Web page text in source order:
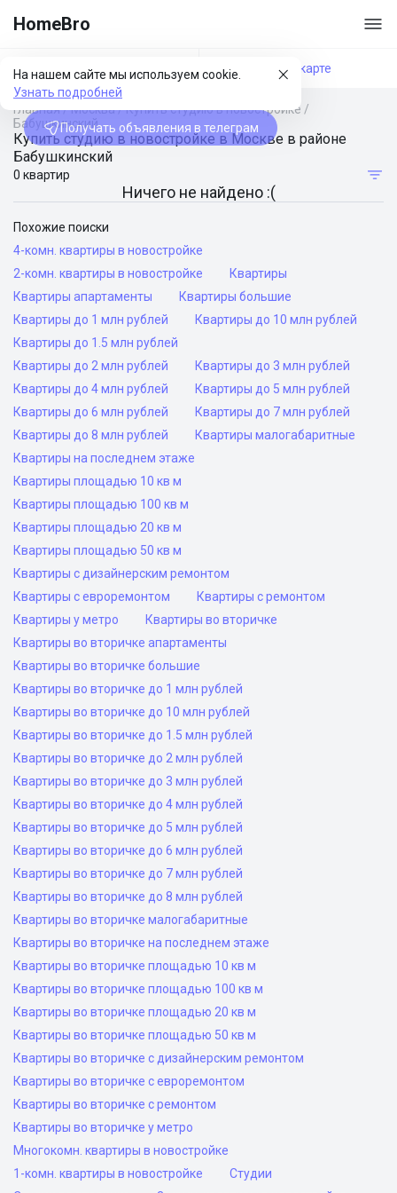
HomeBro
На нашем сайте мы используем cookie.
Узнать подробней
Получать объявления в телеграм
Фильтры На карте
Главная/Москва/Купить студию в новостройке /
Бабушкинский
Купить студию в новостройке в Москве в районе
Бабушкинский
0 квартир
Ничего не найдено :(
Похожие поиски
4-комн. квартиры в новостройке
2-комн. квартиры в новостройке
Квартиры
Квартиры апартаменты
Квартиры большие
Квартиры до 1 млн рублей
Квартиры до 10 млн рублей
Квартиры до 1.5 млн рублей
Квартиры до 2 млн рублей
Квартиры до 3 млн рублей
Квартиры до 4 млн рублей
Квартиры до 5 млн рублей
Квартиры до 6 млн рублей
Квартиры до 7 млн рублей
Квартиры до 8 млн рублей
Квартиры малогабаритные
Квартиры на последнем этаже
Квартиры площадью 10 кв м
Квартиры площадью 100 кв м
Квартиры площадью 20 кв м
Квартиры площадью 50 кв м
Квартиры с дизайнерским ремонтом
Квартиры с евроремонтом
Квартиры с ремонтом
Квартиры у метро
Квартиры во вторичке
Квартиры во вторичке апартаменты
Квартиры во вторичке большие
Квартиры во вторичке до 1 млн рублей
Квартиры во вторичке до 10 млн рублей
Квартиры во вторичке до 1.5 млн рублей
Квартиры во вторичке до 2 млн рублей
Квартиры во вторичке до 3 млн рублей
Квартиры во вторичке до 4 млн рублей
Квартиры во вторичке до 5 млн рублей
Квартиры во вторичке до 6 млн рублей
Квартиры во вторичке до 7 млн рублей
Квартиры во вторичке до 8 млн рублей
Квартиры во вторичке малогабаритные
Квартиры во вторичке на последнем этаже
Квартиры во вторичке площадью 10 кв м
Квартиры во вторичке площадью 100 кв м
Квартиры во вторичке площадью 20 кв м
Квартиры во вторичке площадью 50 кв м
Квартиры во вторичке с дизайнерским ремонтом
Квартиры во вторичке с евроремонтом
Квартиры во вторичке с ремонтом
Квартиры во вторичке у метро
Многокомн. квартиры в новостройке
1-комн. квартиры в новостройке
Студии